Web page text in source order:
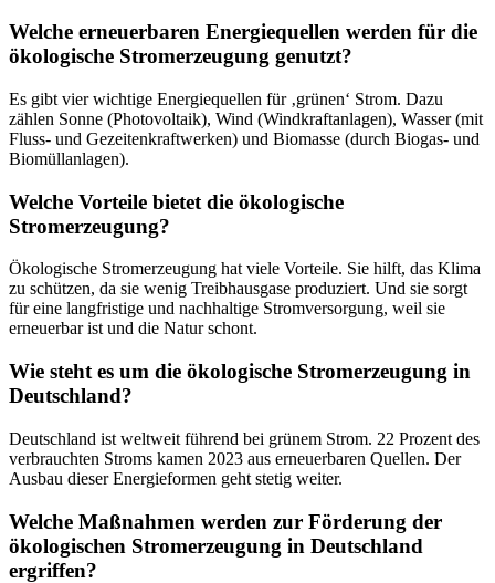
Welche erneuerbaren Energiequellen werden für die
ökologische Stromerzeugung genutzt?
Es gibt vier wichtige Energiequellen für ‚grünen‘ Strom. Dazu
zählen Sonne (Photovoltaik), Wind (Windkraftanlagen), Wasser (mit
Fluss- und Gezeitenkraftwerken) und Biomasse (durch Biogas- und
Biomüllanlagen).
Welche Vorteile bietet die ökologische
Stromerzeugung?
Ökologische Stromerzeugung hat viele Vorteile. Sie hilft, das Klima
zu schützen, da sie wenig Treibhausgase produziert. Und sie sorgt
für eine langfristige und nachhaltige Stromversorgung, weil sie
erneuerbar ist und die Natur schont.
Wie steht es um die ökologische Stromerzeugung in
Deutschland?
Deutschland ist weltweit führend bei grünem Strom. 22 Prozent des
verbrauchten Stroms kamen 2023 aus erneuerbaren Quellen. Der
Ausbau dieser Energieformen geht stetig weiter.
Welche Maßnahmen werden zur Förderung der
ökologischen Stromerzeugung in Deutschland
ergriffen?